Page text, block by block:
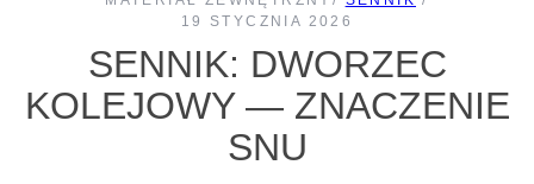
19 STYCZNIA 2026
SENNIK: DWORZEC
KOLEJOWY — ZNACZENIE
SNU